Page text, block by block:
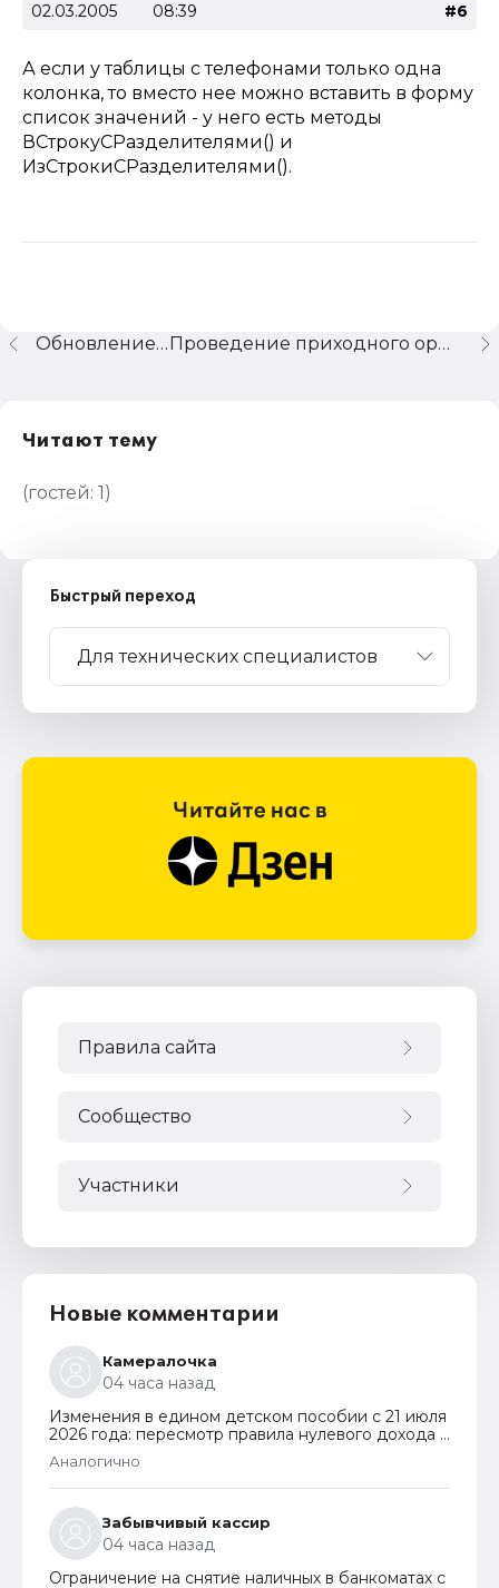
02.03.2005 08:39 #6
А если у таблицы с телефонами только одна
колонка, то вместо нее можно вставить в форму
список значений - у него есть методы
ВСтрокуСРазделителями() и
ИзСтрокиСРазделителями().
Проведение приходного ордера
Обновление 1С
Читают тему
(гостей: 1)
Быстрый переход
Правила сайта
Сообщество
Участники
Новые комментарии
Камералочка
04 часа назад
Изменения в едином детском пособии с 21 июля
2026 года: пересмотр правила нулевого дохода и
новый порядок оформления пособий по месту
пребывания
Аналогично
Забывчивый кассир
04 часа назад
Ограничение на снятие наличных в банкоматах с